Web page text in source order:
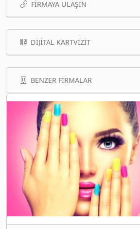
FIRMAYA ULAŞIN
DIJITAL KARTVIZIT
BENZER FIRMALAR